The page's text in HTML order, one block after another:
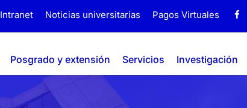
Intranet Noticias universitarias Pagos Virtuales
Posgrado y extensión Servicios Investigación